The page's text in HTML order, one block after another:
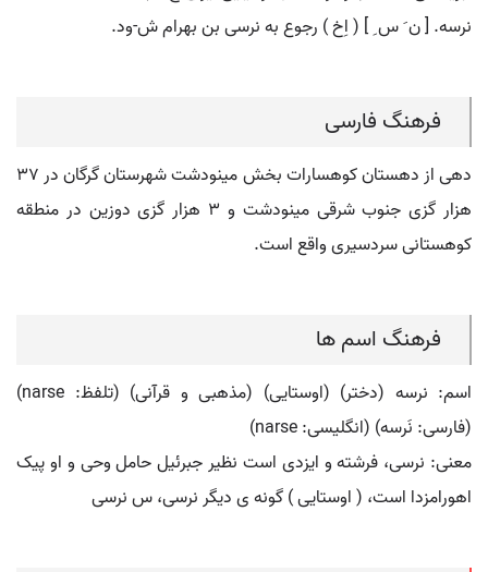
نرسه. [ ن َ س ِ ] ( اِخ ) رجوع به نرسی بن بهرام ش-ود.
فرهنگ فارسی
دهی از دهستان کوهسارات بخش مینودشت شهرستان گرگان در ۳۷
هزار گزی جنوب شرقی مینودشت و ۳ هزار گزی دوزین در منطقه
کوهستانی سردسیری واقع است.
فرهنگ اسم ها
اسم: نرسه (دختر) (اوستایی) (مذهبی و قرآنی) (تلفظ: narse)
(فارسی: نَرسه) (انگلیسی: narse)
معنی: نرسی، فرشته و ایزدی است نظیر جبرئیل حامل وحی و او پیک
اهورامزدا است، ( اوستایی ) گونه ی دیگر نرسی، س نرسی